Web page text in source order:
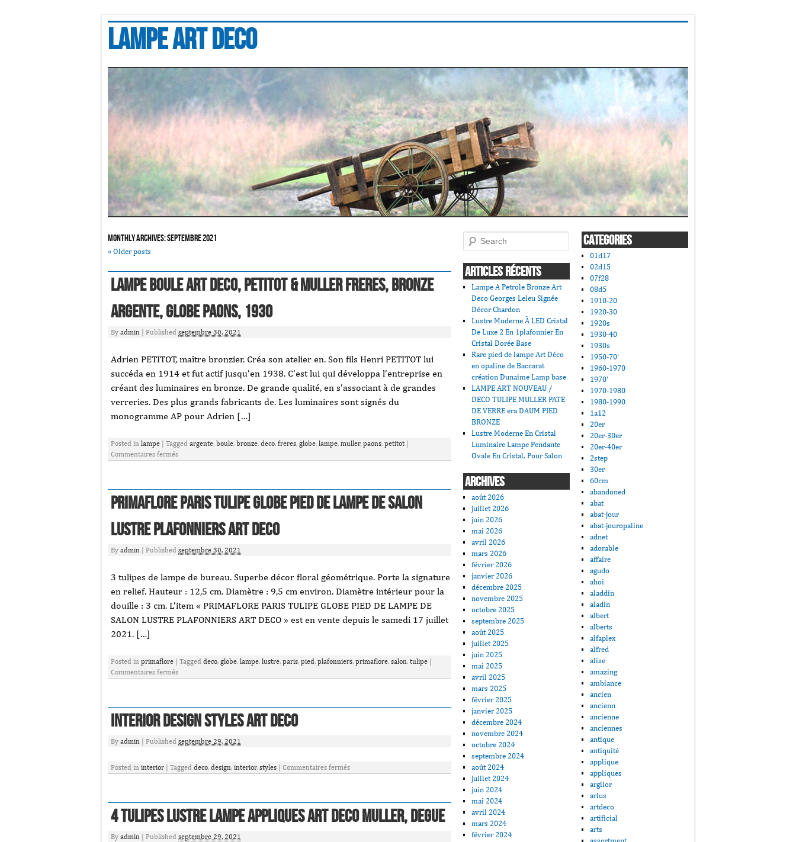
Lampe art deco
Monthly Archives:septembre 2021
« Older posts
Lampe Boule Art Deco, Petitot & Muller Freres, Bronze
Argente, Globe Paons, 1930
By admin Published septembre 30, 2021
Adrien PETITOT, maître bronzier. Créa son atelier en. Son fils Henri PETITOT lui
succéda en 1914 et fut actif jusqu’en 1938. C’est lui qui développa l’entreprise en
créant des luminaires en bronze. De grande qualité, en s’associant à de grandes
verreries. Des plus grands fabricants de. Les luminaires sont signés du
monogramme AP pour Adrien […]
Posted in lampe Tagged argente, boule, bronze, deco, freres, globe, lampe, muller, paons, petitot
Commentaires fermés
Primaflore Paris Tulipe Globe Pied De Lampe De Salon
Lustre Plafonniers Art Deco
By admin Published septembre 30, 2021
3 tulipes de lampe de bureau. Superbe décor floral géométrique. Porte la signature
en relief. Hauteur : 12,5 cm. Diamètre : 9,5 cm environ. Diamètre intérieur pour la
douille : 3 cm. L’item « PRIMAFLORE PARIS TULIPE GLOBE PIED DE LAMPE DE
SALON LUSTRE PLAFONNIERS ART DECO » est en vente depuis le samedi 17 juillet
2021. […]
Posted in primaflore Tagged deco, globe, lampe, lustre, paris, pied, plafonniers, primaflore, salon, tulipe
Commentaires fermés
Interior Design Styles Art Deco
By admin Published septembre 29, 2021
Posted in interior Tagged deco, design, interior, styles Commentaires fermés
4 tulipes lustre lampe appliques art deco muller, degue
By admin Published septembre 29, 2021
Search
ARTICLES RÉCENTS
Lampe A Petrole Bronze Art
Deco Georges Leleu Signée
Décor Chardon
Lustre Moderne À LED Cristal
De Luxe 2 En 1plafonnier En
Cristal Dorée Base
Rare pied de lampe Art Déco
en opaline de Baccarat
création Dunaime Lamp base
LAMPE ART NOUVEAU /
DECO TULIPE MULLER PATE
DE VERRE era DAUM PIED
BRONZE
Lustre Moderne En Cristal
Luminaire Lampe Pendante
Ovale En Cristal, Pour Salon
ARCHIVES
août 2026
juillet 2026
juin 2026
mai 2026
avril 2026
mars 2026
février 2026
janvier 2026
décembre 2025
novembre 2025
octobre 2025
septembre 2025
août 2025
juillet 2025
juin 2025
mai 2025
avril 2025
mars 2025
février 2025
janvier 2025
décembre 2024
novembre 2024
octobre 2024
septembre 2024
août 2024
juillet 2024
juin 2024
mai 2024
avril 2024
mars 2024
février 2024
CATEGORIES
01d17
02d15
07f28
08d5
1910-20
1920-30
1920s
1930-40
1930s
1950-70'
1960-1970
1970'
1970-1980
1980-1990
1a12
20er
20er-30er
20er-40er
2step
30er
60cm
abandoned
abat
abat-jour
abat-jouropaline
adnet
adorable
affaire
agudo
ahoi
aladdin
aladin
albert
alberts
alfaplex
alfred
alise
amazing
ambiance
ancien
ancienn
ancienne
anciennes
antique
antiquité
applique
appliques
argilor
arlus
artdeco
artificial
arts